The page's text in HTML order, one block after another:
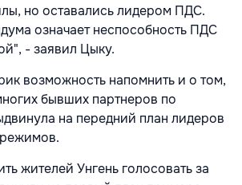
но оставались лидером ПДС.
означает неспособность ПДС
- заявил Цыку.
возможность напомнить и о том,
бывших партнеров по
на передний план лидеров
жителей Унгень голосовать за